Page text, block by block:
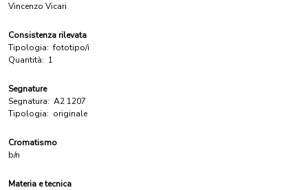
Vincenzo Vicari
Consistenza rilevata
Tipologia: fototipo/i
Quantità: 1
Segnature
Segnatura: A2 1207
Tipologia: originale
Cromatismo
b/n
Materia e tecnica